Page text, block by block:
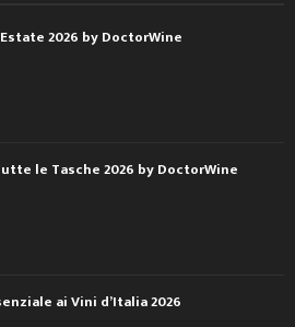
2026 by DoctorWine
le Tasche 2026 by DoctorWine
ai Vini d’Italia 2026